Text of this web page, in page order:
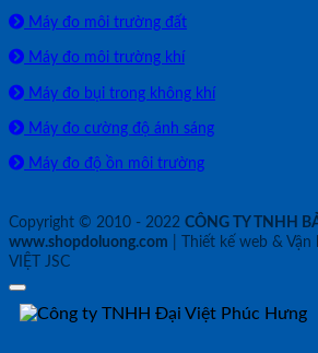
Máy đo môi trường đất
Máy đo môi trường khí
Máy đo bụi trong không khí
Máy đo cường độ ánh sáng
Máy đo độ ồn môi trường
Copyright © 2010 - 2022 CÔNG TY TNHH
www.shopdoluong.com | Thiết kế web &
VIỆT JSC